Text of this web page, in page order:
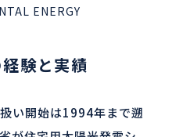
験と実績
い開始は1994年まで遡